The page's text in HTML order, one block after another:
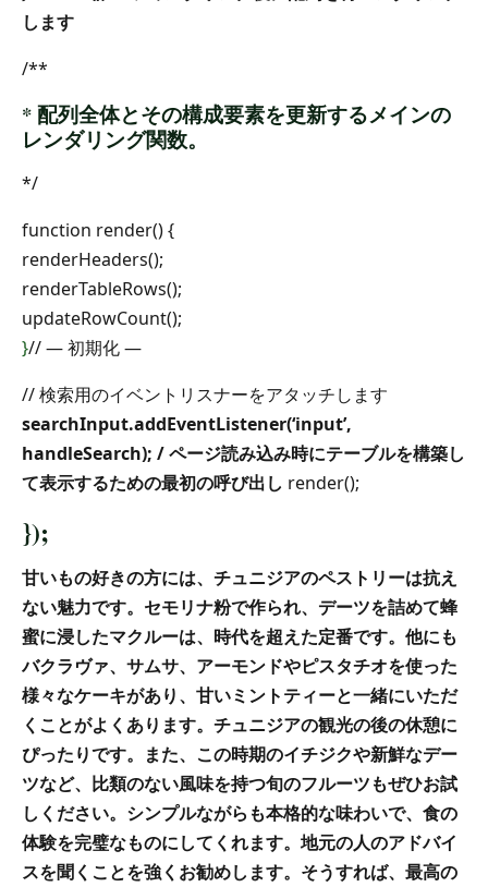
します
/**
* 配列全体とその構成要素を更新するメインの
レンダリング関数。
*/
function render() {
renderHeaders();
renderTableRows();
updateRowCount();
}// — 初期化 —
// 検索用のイベントリスナーをアタッチします
searchInput.addEventListener(‘input’,
handleSearch); / ページ読み込み時にテーブルを構築し
て表示するための最初の呼び出し render();
});
甘いもの好きの方には、チュニジアのペストリーは抗え
ない魅力です。セモリナ粉で作られ、デーツを詰めて蜂
蜜に浸したマクルーは、時代を超えた定番です。他にも
バクラヴァ、サムサ、アーモンドやピスタチオを使った
様々なケーキがあり、甘いミントティーと一緒にいただ
くことがよくあります。チュニジアの観光の後の休憩に
ぴったりです。また、この時期のイチジクや新鮮なデー
ツなど、比類のない風味を持つ旬のフルーツもぜひお試
しください。シンプルながらも本格的な味わいで、食の
体験を完璧なものにしてくれます。地元の人のアドバイ
スを聞くことを強くお勧めします。そうすれば、最高の